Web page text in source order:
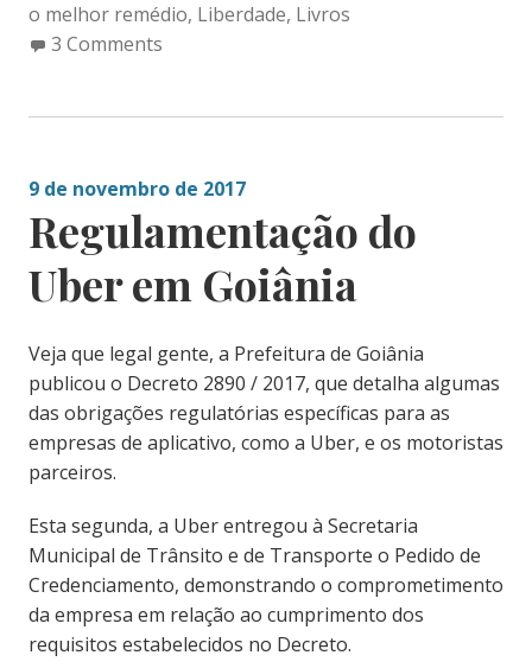
o melhor remédio, Liberdade, Livros
3 Comments
9 de novembro de 2017
Regulamentação do
Uber em Goiânia
Veja que legal gente, a Prefeitura de Goiânia
publicou o Decreto 2890 / 2017, que detalha algumas
das obrigações regulatórias específicas para as
empresas de aplicativo, como a Uber, e os motoristas
parceiros.
Esta segunda, a Uber entregou à Secretaria
Municipal de Trânsito e de Transporte o Pedido de
Credenciamento, demonstrando o comprometimento
da empresa em relação ao cumprimento dos
requisitos estabelecidos no Decreto.